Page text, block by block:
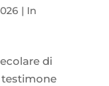
| In
di
testimone